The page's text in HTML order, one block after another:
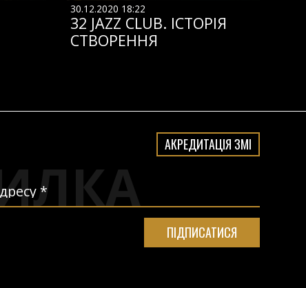
30.12.2020 18:22
32 JAZZ CLUB. ІСТОРІЯ
СТВОРЕННЯ
АКРЕДИТАЦІЯ ЗМІ